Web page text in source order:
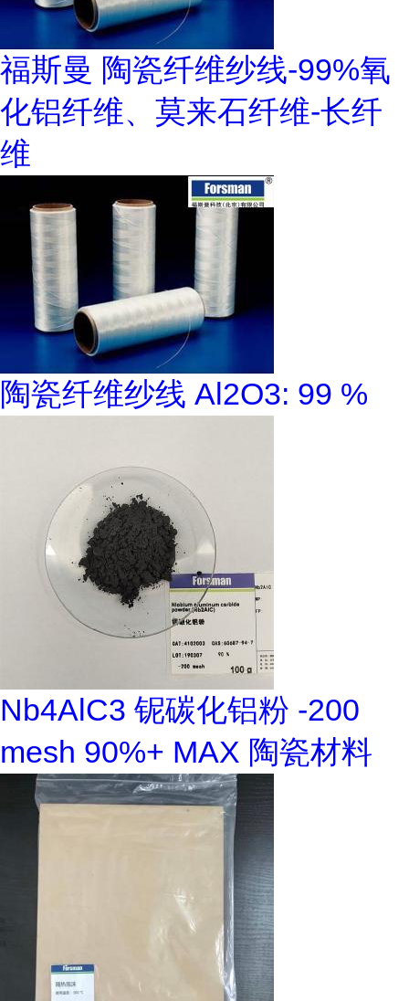
福斯曼 陶瓷纤维纱线-99%氧
化铝纤维、莫来石纤维-长纤
维
陶瓷纤维纱线 Al2O3: 99 %
Nb4AlC3 铌碳化铝粉 -200
mesh 90%+ MAX 陶瓷材料